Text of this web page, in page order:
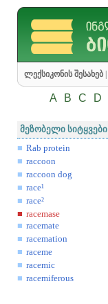
ლექსიკონის შესახებ
A B C D
მეზობელი სიტყვები
Rab protein
raccoon
raccoon dog
race¹
race²
racemase
racemate
racemation
raceme
racemic
racemiferous